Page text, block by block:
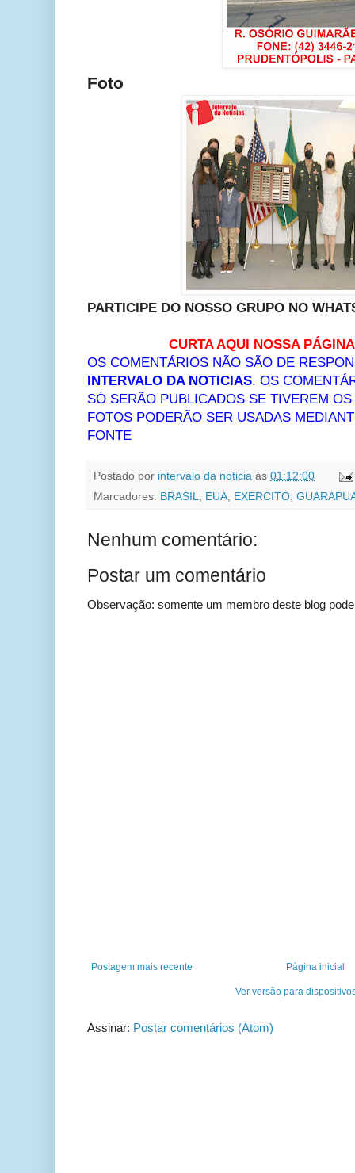
Foto
PARTICIPE DO NOSSO GRUPO NO
CURTA AQUI NOSSA
OS COMENTÁRIOS NÃO SÃO DE
INTERVALO DA NOTICIAS. OS
SÓ SERÃO PUBLICADOS SE TIVEREM OS
FOTOS PODERÃO SER USADAS
FONTE
Postado por intervalo da noticia às 01:12:00
Marcadores: BRASIL, EUA, EXERCITO,
Nenhum comentário:
Postar um comentário
Observação: somente um membro deste blog
Postagem mais recente Página inicial
Ver versão para
Assinar: Postar comentários (Atom)